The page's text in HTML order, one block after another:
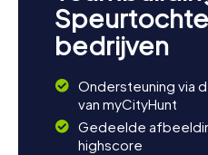
bedrijven
Ondersteuning via
van myCityHunt
Gedeelde
highscore